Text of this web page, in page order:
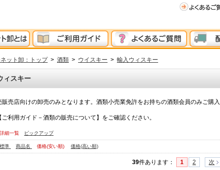
ット卸：トップ > 酒類 > ウイスキー > 輸入ウィスキー
ィスキー
販売店向けの卸売のみとなります。酒類小売業免許をお持ちの酒類会員のみご購
利用ガイド－酒類の販売について】をご確認ください。
詳細一覧 ピックアップ
標準 商品名 価格(安い順) 価格(高い順)
39件あります ： 1 2 次